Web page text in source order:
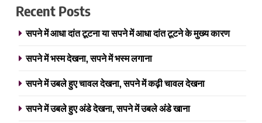
Recent Posts
सपने में आधा दांत टूटना या सपने में आधा दांत टूटने के मुख्य कारण
सपने में भस्म देखना, सपने में भस्म लगाना
सपने में उबले हुए चावल देखना, सपने में कढ़ी चावल देखना
सपने में उबले हुए अंडे देखना, सपने में उबले अंडे खाना